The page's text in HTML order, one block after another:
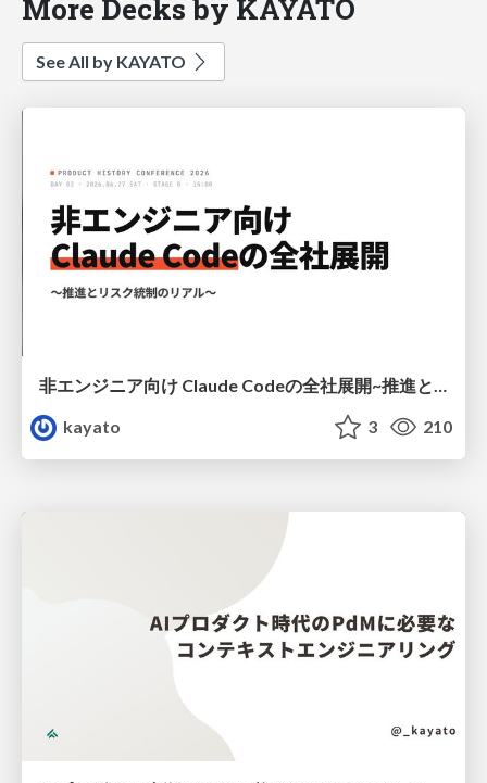
More Decks by KAYATO
See All by KAYATO
非エンジニア向け Claude Codeの全社展開~推進とリスク統制のリアル~ #プロヒス2026 #プロダクトヒストリーカンファレンス 2026
kayato
3 210